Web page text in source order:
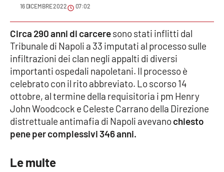
Meteo
Editoriali
VIDEO
Ambiente
Cronaca
Cultura
16 DICEMBRE 2022 07:02
Circa 290 anni di carceresono stati inflitti dal
Tribunale di Napoli a 33 imputati al processo sulle
infiltrazioni dei clan negli appalti di diversi
importanti ospedali napoletani. Il processo è
celebrato con il rito abbreviato. Lo scorso 14
ottobre, al termine della requisitoria i pm Henry
John Woodcock e Celeste Carrano della Direzione
distrettuale antimafia di Napoli avevanochiesto
pene per complessivi 346 anni.
Le multe